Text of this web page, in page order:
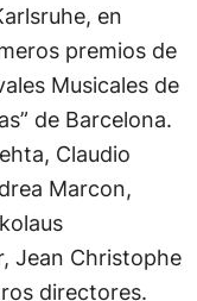
en
premios de
Musicales de
de Barcelona.
Claudio
Marcon,
Jean Christophe
directores.